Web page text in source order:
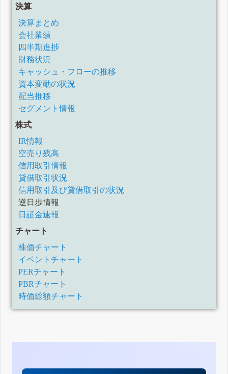
決算
決算まとめ
会社業績
四半期進捗
財務状況
キャッシュ・フローの推移
資本変動の状況
配当推移
セグメント情報
株式
IR情報
空売り残高
信用取引情報
貸借取引状況
信用取引及び貸借取引の状況
逆日歩情報
日証金速報
チャート
株価チャート
イベントチャート
PERチャート
PBRチャート
時価総額チャート